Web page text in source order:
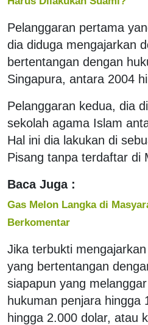
Pelanggaran pertama
dia diduga mengajarkan
bertentangan dengan
Singapura, antara 2004
Pelanggaran kedua, dia
sekolah agama Islam
Hal ini dia lakukan di
Pisang tanpa terdaftar di
Baca Juga :
Gas Melon Langka di
Berkomentar
Jika terbukti
yang bertentangan
siapapun yang
hukuman penjara hingga
hingga 2.000 dolar, atau